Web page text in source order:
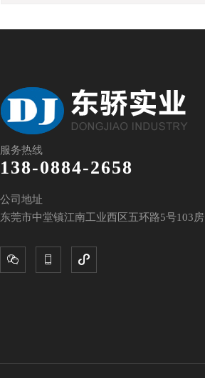
服务热线
138-0884-2658
公司地址
东莞市中堂镇江南工业西区五环路5号103房
  